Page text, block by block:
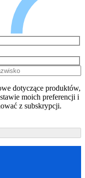
dotyczące produktów,
moich preferencji i
z subskrypcji.